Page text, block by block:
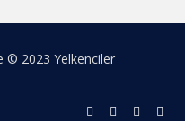
© 2023 Yelkenciler